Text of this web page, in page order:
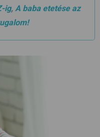
ig, A baba etetése az